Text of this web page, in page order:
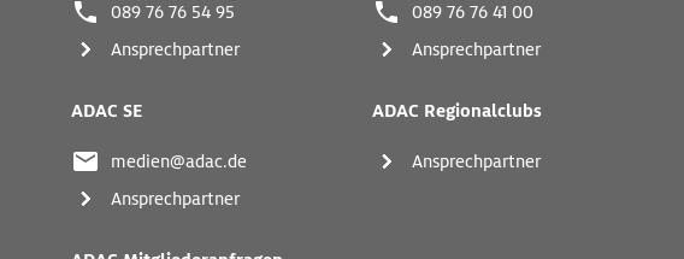
089 76 76 54 95
Ansprechpartner
089 76 76 41 00
Ansprechpartner
ADAC SE
medien@adac.de
Ansprechpartner
ADAC Regionalclubs
Ansprechpartner